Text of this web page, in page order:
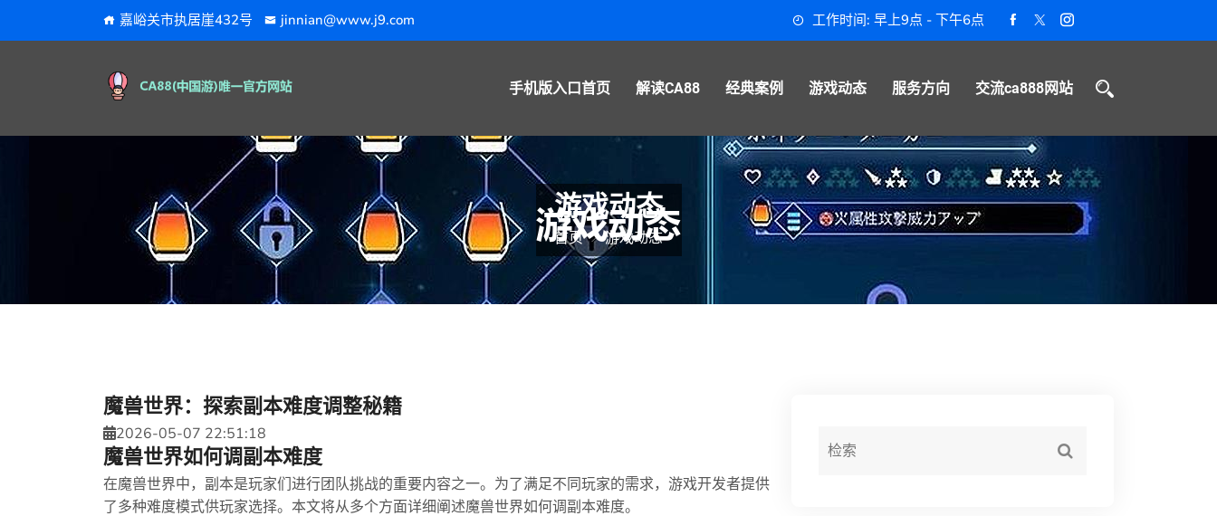
嘉峪关市执居崖432号 jinnian@www.j9.com 工作时间: 早上9点 - 下午6点
手机版入口首页 解读CA88 经典案例 游戏动态 服务方向 交流ca888网站
游戏动态
首页 游戏动态
魔兽世界：探索副本难度调整秘籍
2026-05-07 22:51:18
魔兽世界如何调副本难度
在魔兽世界中，副本是玩家们进行团队挑战的重要内容之一。为了满足不同玩家的需求，游戏开发者提供
了多种难度模式供玩家选择。本文将从多个方面详细阐述魔兽世界如何调副本难度。